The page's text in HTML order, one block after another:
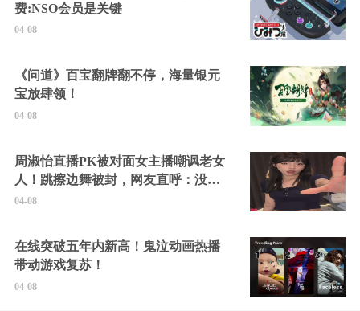
费:NSO会员是关键
04-08
《问道》百宝翻牌翻不停，海量银元
宝放肆领！
04-08
周淑怡直播PK被对面女主播嘲讽老女
人！跳擦边舞被封，网友直呼：没边
硬擦封的好！
04-08
在线突破五年内新高！鬼泣动画热播
带动游戏复苏！
04-08